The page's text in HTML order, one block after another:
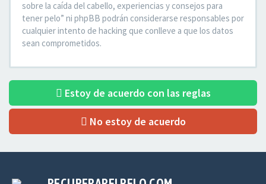
sobre la caída del cabello, experiencias y consejos para
tener pelo” ni phpBB podrán considerarse responsables por
cualquier intento de hacking que conlleve a que los datos
sean comprometidos.
Estoy de acuerdo con las reglas
No estoy de acuerdo